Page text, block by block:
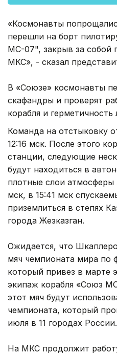
«Космонавты
перешли на борт
МС-07", закрыв за собой
МКС», - сказал
В «Союзе» космонавты
скафандры и проверят
корабля и герметичность
Команда на отстыковку
12:16 мск. После этого
станции, следующие
будут находиться в
плотные слои атмосферы
мск, в 15:41 мск
приземлиться в степях
города Жезказган.
Ожидается, что
мяч чемпионата мира по
который привез в марте
экипаж корабля «Союз
этот мяч будут
чемпионата, который
июля в 11 городах России.
На МКС продолжит